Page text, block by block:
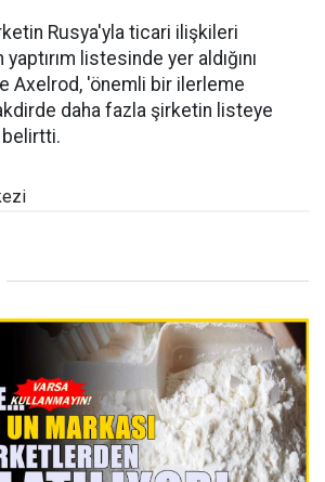
Rusya'yla ticari ilişkileri
listesinde yer aldığını
Axelrod, 'önemli bir ilerleme
daha fazla şirketin listeye